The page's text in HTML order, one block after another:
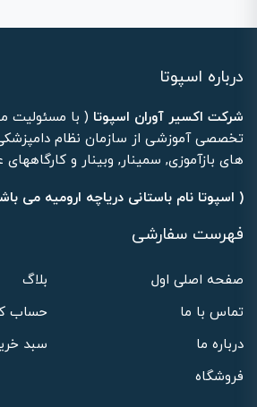
درباره اسپوتا
شرکت اکسیر آوران اسپوتا ( با مسئولیت
تخصصی آموزشی از سازمان نظام
های بازآموزی, سمینار, وبینار و
( اسپوتا نام باستانی دریاچه ارومیه می
فهرست سفارشی
صفحه اصلی اول
بلاگ
تماس با ما
حساب
درباره ما
سبد
فروشگاه